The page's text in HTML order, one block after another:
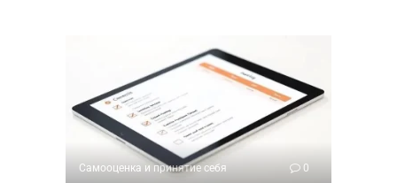
Самооценка и принятие себя 0